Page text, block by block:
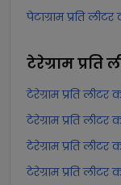
पेटाग्राम प्रति
टेरेग्राम प्रति
टेरेग्राम प्रति लीटर
टेरेग्राम प्रति लीटर
टेरेग्राम प्रति लीटर
टेरेग्राम प्रति लीटर